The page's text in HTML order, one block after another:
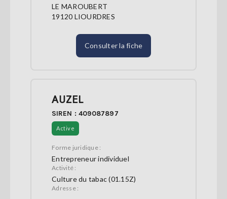
LE MAROUBERT
19120 LIOURDRES
Consulter la fiche
AUZEL
SIREN : 409087897
Active
Forme juridique :
Entrepreneur individuel
Activité :
Culture du tabac (01.15Z)
Adresse :